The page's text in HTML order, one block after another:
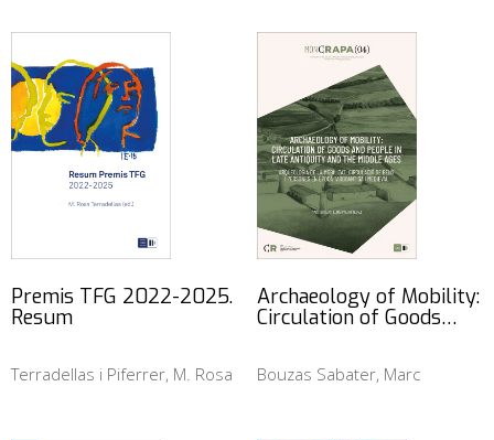
Premis TFG 2022-2025.
Resum
Terradellas i Piferrer, M. Rosa
Archaeology of Mobility:
Circulation of Goods…
Bouzas Sabater, Marc